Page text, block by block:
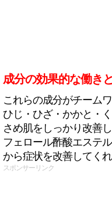
成分の効果的な働き
これらの成分がチーム
ひじ・ひざ・かかと・
さめ肌をしっかり改善
フェロール酢酸エステ
から症状を改善してくれ
スポンサーリンク